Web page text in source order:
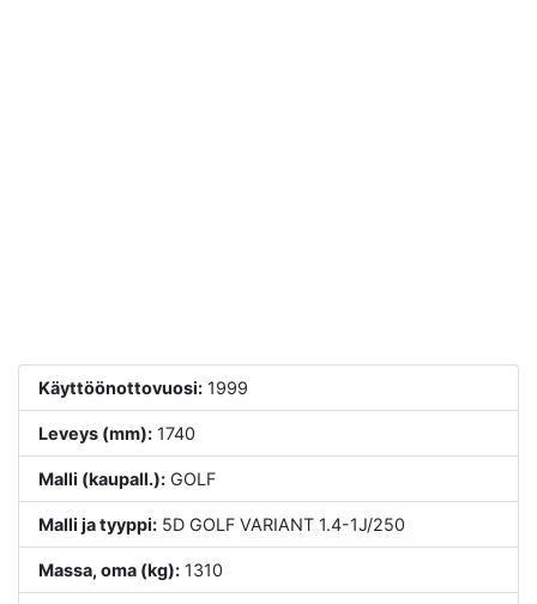
Käyttöönottovuosi: 1999
Leveys (mm): 1740
Malli (kaupall.): GOLF
Malli ja tyyppi: 5D GOLF VARIANT 1.4-1J/250
Massa, oma (kg): 1310